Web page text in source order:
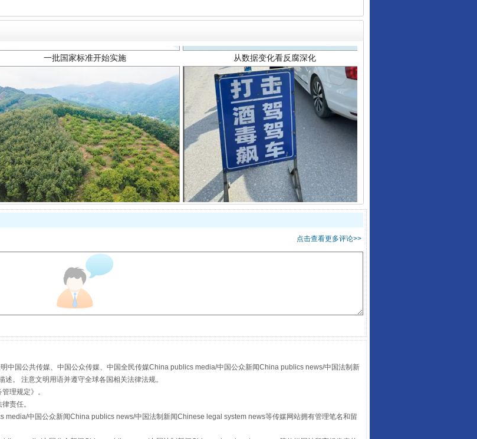
以产业富民促振兴 酒驾未被当场查获能处罚吗
从幼儿园到大学，有这些资助
点击查看更多评论>>
中国公共传媒、中国公众传媒、中国全民传媒China publics media/中国公众新闻China publics news/中国法制新
。 注意文明用语并遵守全球各国相关法律法规。
管理规定》。
责任。
media/中国公众新闻China publics news/中国法制新闻Chinese legal system news等传媒网站拥有管理笔名和留